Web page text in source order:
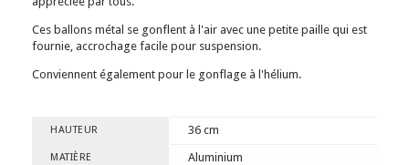
Ces ballons métal se gonflent à l'air avec une petite paille qui est
fournie, accrochage facile pour suspension.
Conviennent également pour le gonflage à l'hélium.
HAUTEUR 36 cm
MATIÈRE Aluminium